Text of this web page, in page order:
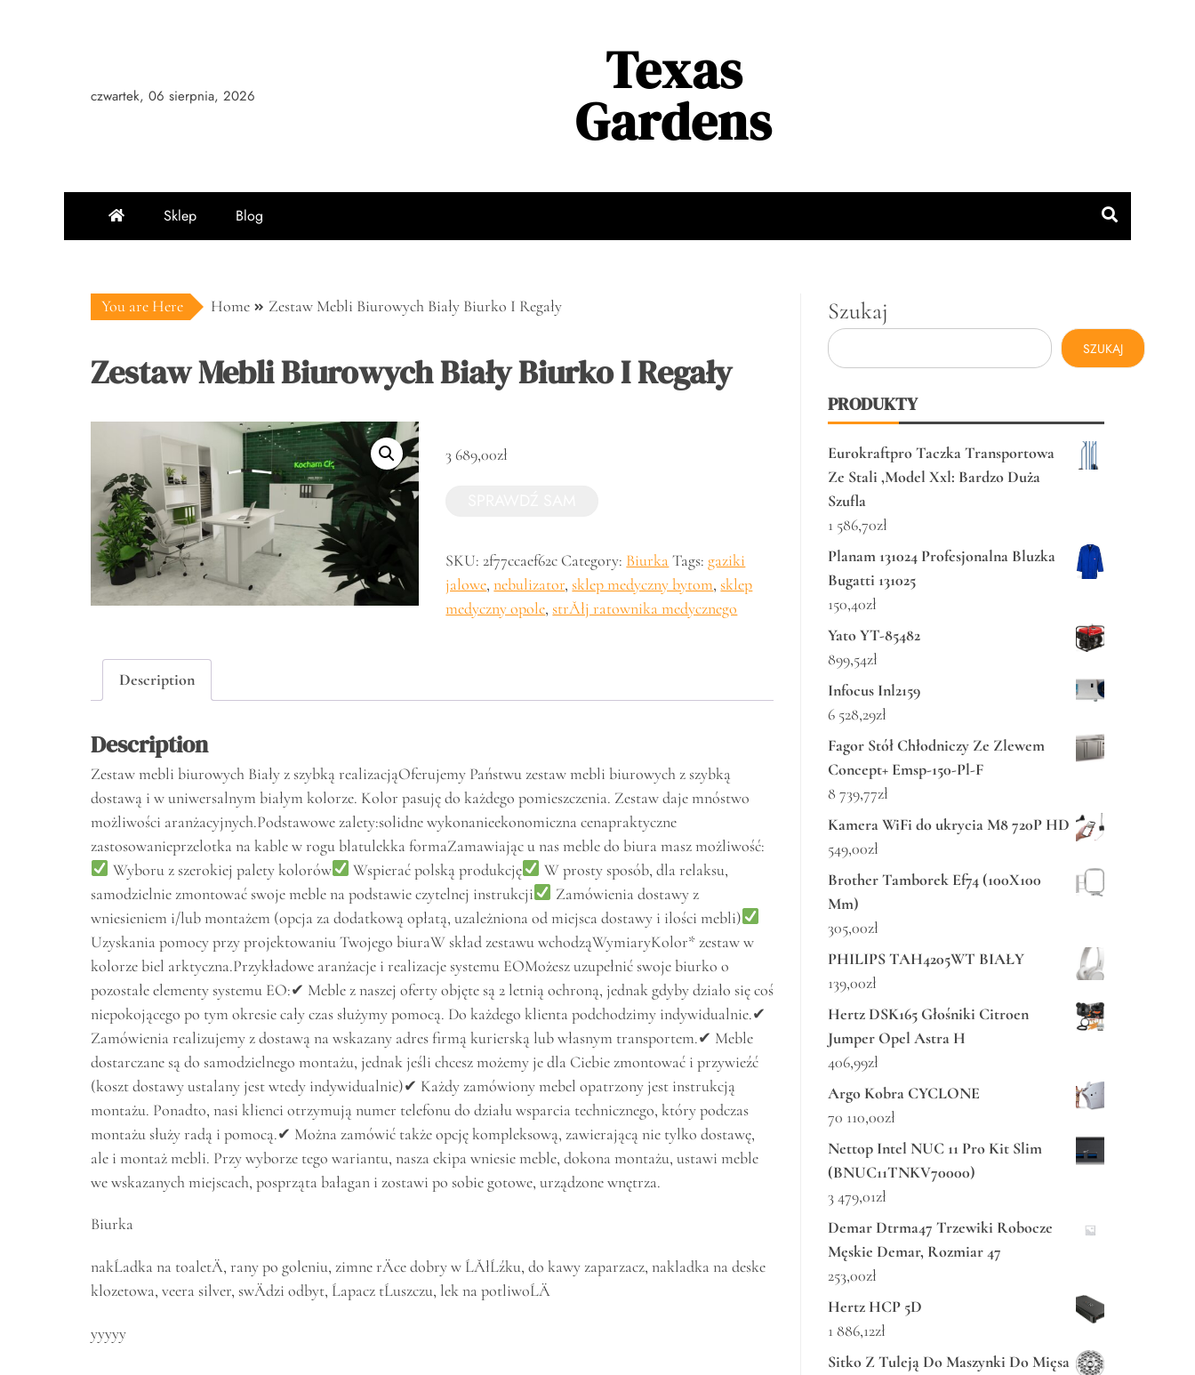
czwartek, 06 sierpnia, 2026
Texas
Gardens
Sklep Blog
You are Here Home Zestaw Mebli Biurowych Biały Biurko I Regały
Zestaw Mebli Biurowych Biały Biurko I Regały
3 689,00zł
SKU:2f77ccaef62c Category: BiurkaTags: gaziki
jalowe,nebulizator,sklep medyczny bytom,sklep
medyczny opole,strĂłj ratownika medycznego
Description
Description
Zestaw mebli biurowych Biały z szybką realizacjąOferujemy Państwu zestaw mebli biurowych z szybką
dostawą i w uniwersalnym białym kolorze. Kolor pasuję do każdego pomieszczenia. Zestaw daje mnóstwo
możliwości aranżacyjnych.Podstawowe zalety:solidne wykonanieekonomiczna cenapraktyczne
zastosowanieprzelotka na kable w rogu blatulekka formaZamawiając u nas meble do biura masz możliwość:
Wyboru z szerokiej palety kolorów
Wspierać polską produkcję
W prosty sposób, dla relaksu,
samodzielnie zmontować swoje meble na podstawie czytelnej instrukcji
Zamówienia dostawy z
wniesieniem i/lub montażem (opcja za dodatkową opłatą, uzależniona od miejsca dostawy i ilości mebli)
Uzyskania pomocy przy projektowaniu Twojego biuraW skład zestawu wchodząWymiaryKolor* zestaw w
kolorze biel arktyczna.Przykładowe aranżacje i realizacje systemu EOMożesz uzupełnić swoje biurko o
pozostałe elementy systemu EO:✔ Meble z naszej oferty objęte są 2 letnią ochroną, jednak gdyby działo się coś
niepokojącego po tym okresie cały czas służymy pomocą. Do każdego klienta podchodzimy indywidualnie.✔
Zamówienia realizujemy z dostawą na wskazany adres firmą kurierską lub własnym transportem.✔ Meble
dostarczane są do samodzielnego montażu, jednak jeśli chcesz możemy je dla Ciebie zmontować i przywieźć
(koszt dostawy ustalany jest wtedy indywidualnie)✔ Każdy zamówiony mebel opatrzony jest instrukcją
montażu. Ponadto, nasi klienci otrzymują numer telefonu do działu wsparcia technicznego, który podczas
montażu służy radą i pomocą.✔ Można zamówić także opcję kompleksową, zawierającą nie tylko dostawę,
ale i montaż mebli. Przy wyborze tego wariantu, nasza ekipa wniesie meble, dokona montażu, ustawi meble
we wskazanych miejscach, posprząta bałagan i zostawi po sobie gotowe, urządzone wnętrza.
Biurka
nakĹadka na toaletÄ, rany po goleniu, zimne rÄce dobry w ĹĂłĹźku, do kawy zaparzacz, nakladka na deske
klozetowa, veera silver, swÄdzi odbyt, Ĺapacz tĹuszczu, lek na potliwoĹÄ
yyyyy
Szukaj
SZUKAJ
PRODUKTY
Eurokraftpro Taczka Transportowa
Ze Stali ,Model Xxl: Bardzo Duża
Szufla
1 586,70zł
Planam 131024 Profesjonalna Bluzka
Bugatti 131025
150,40zł
Yato YT-85482
899,54zł
Infocus Inl2159
6 528,29zł
Fagor Stół Chłodniczy Ze Zlewem
Concept+ Emsp-150-Pl-F
8 739,77zł
Kamera WiFi do ukrycia M8 720P HD
549,00zł
Brother Tamborek Ef74 (100X100
Mm)
305,00zł
PHILIPS TAH4205WT BIAŁY
139,00zł
Hertz DSK165 Głośniki Citroen
Jumper Opel Astra H
406,99zł
Argo Kobra CYCLONE
70 110,00zł
Nettop Intel NUC 11 Pro Kit Slim
(BNUC11TNKV70000)
3 479,01zł
Demar Dtrma47 Trzewiki Robocze
Męskie Demar, Rozmiar 47
253,00zł
Hertz HCP 5D
1 886,12zł
Sitko Z Tuleją Do Maszynki Do Mięsa